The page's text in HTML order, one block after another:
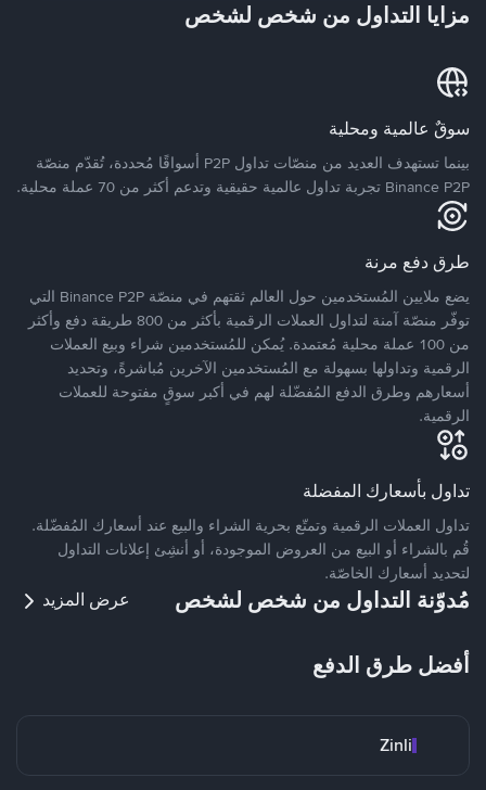
مزايا التداول من شخص لشخص
سوقٌ عالمية ومحلية
بينما تستهدف العديد من منصّات تداول P2P أسواقًا مُحددة، تُقدّم منصّة
Binance P2P تجربة تداول عالمية حقيقية وتدعم أكثر من 70 عملة محلية.
طرق دفع مرنة
يضع ملايين المُستخدمين حول العالم ثقتهم في منصّة Binance P2P التي
توفّر منصّة آمنة لتداول العملات الرقمية بأكثر من 800 طريقة دفع وأكثر
من 100 عملة محلية مُعتمدة. يُمكن للمُستخدمين شراء وبيع العملات
الرقمية وتداولها بسهولة مع المُستخدمين الآخرين مُباشرةً، وتحديد
أسعارهم وطرق الدفع المُفضّلة لهم في أكبر سوقٍ مفتوحة للعملات
الرقمية.
تداول بأسعارك المفضلة
تداول العملات الرقمية وتمتّع بحرية الشراء والبيع عند أسعارك المُفضّلة.
قُم بالشراء أو البيع من العروض الموجودة، أو أنشِئ إعلانات التداول
لتحديد أسعارك الخاصّة.
مُدوّنة التداول من شخص لشخص عرض المزيد
أفضل طرق الدفع
Zinli